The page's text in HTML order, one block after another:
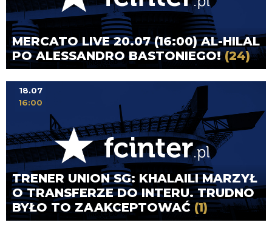
MERCATO LIVE 20.07 (16:00) AL-HILAL
PO ALESSANDRO BASTONIEGO!(24)
TRENER UNION SG: KHALAILI MARZYŁ
O TRANSFERZE DO INTERU. TRUDNO
BYŁO TO ZAAKCEPTOWAĆ (1)
18.07
16:00